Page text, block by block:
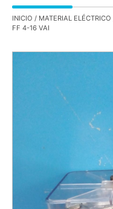
INICIO / MATERIAL ELÉCTRICO
FF 4-16 VAI